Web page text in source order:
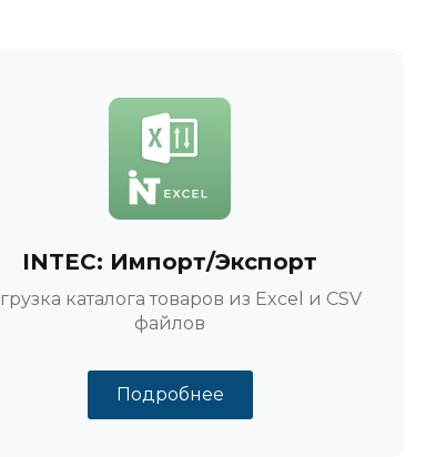
INTEC: Импорт/Экспорт
каталога товаров из Excel и CSV
файлов
Подробнее